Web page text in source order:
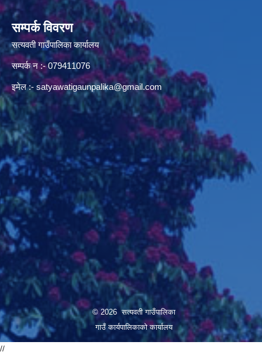
सम्पर्क विवरण
सत्यवती गाउँपालिका कार्यालय
सम्पर्क न‌ :- 079411076
इमेल :- satyawatigaunpalika@gmail.com
© 2026 सत्यवती गाउँपालिका
गाउँ कार्यपालिकाकाे कार्यालय
//